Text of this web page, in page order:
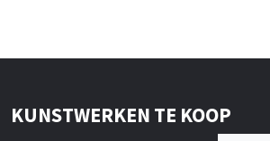
KUNSTWERKEN TE KOOP